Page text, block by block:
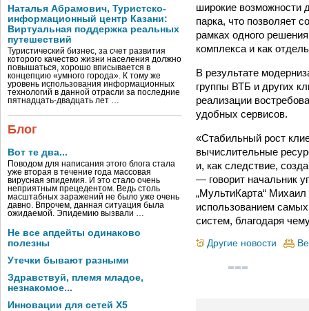
Наталья Абрамович, Туристско-
информационный центр Казани:
Виртуальная поддержка реальных
путешествий
Туристический бизнес, за счет развития
которого качество жизни населения должно
повышаться, хорошо вписывается в
концепцию «умного города». К тому же
уровень использования информационных
технологий в данной отрасли за последние
пятнадцать-двадцать лет …
Блог
Вот те два...
Поводом для написания этого блога стала
уже вторая в течение года массовая
вирусная эпидемия. И это стало очень
неприятным прецедентом. Ведь столь
масштабных заражений не было уже очень
давно. Впрочем, данная ситуация была
ожидаемой. Эпидемию вызвали …
Не все апдейты одинаково
полезны
Утечки бывают разными
Здравствуй, племя младое,
незнакомое...
Инновации для сетей X5
широкие возможности
парка, что позволяет
рамках одного
комплекса и как
В результате
группы ВТБ и других
реализации
удобных сервисов.
«Стабильный рост
вычислительные
и, как следствие,
— говорит начальник
„МультиКарта“
использованием
систем, благодаря
Другие новости